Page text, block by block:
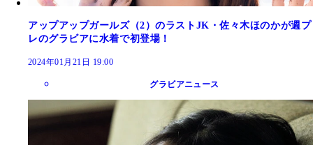
アップアップガールズ（2）のラストJK・佐々木ほのかが週プ
レのグラビアに水着で初登場！
2024年01月21日 19:00
グラビアニュース